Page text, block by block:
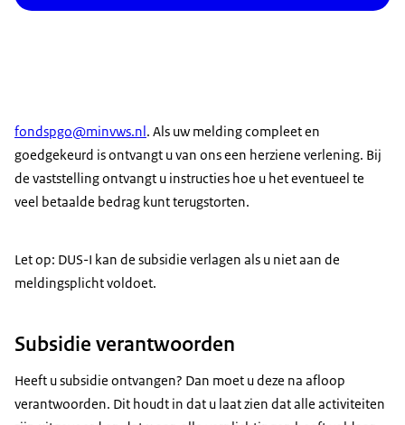
fondspgo@minvws.nl . Als uw melding compleet en
goedgekeurd is ontvangt u van ons een herziene verlening. Bij
de vaststelling ontvangt u instructies hoe u het eventueel te
veel betaalde bedrag kunt terugstorten.
Let op: DUS-I kan de subsidie verlagen als u niet aan de
meldingsplicht voldoet.
Subsidie verantwoorden
Heeft u subsidie ontvangen? Dan moet u deze na afloop
verantwoorden. Dit houdt in dat u laat zien dat alle activiteiten